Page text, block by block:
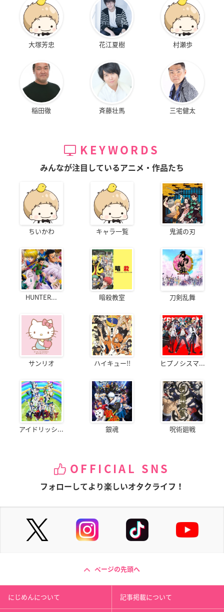
大塚芳忠 花江夏樹 村瀬歩
稲田徹 斉藤壮馬 三宅健太
KEYWORDS
みんなが注目しているアニメ・作品たち
ちいかわ キャラ一覧 鬼滅の刃
HUNTER... 暗殺教室 刀剣乱舞
サンリオ ハイキュー!! ヒプノシスマ...
アイドリッシ... 銀魂 呪術廻戦
OFFICIAL SNS
フォローしてより楽しいオタクライフ！
ページの先頭へ
にじめんについて 記事掲載について